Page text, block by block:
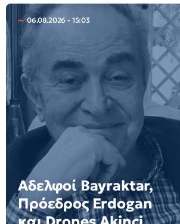
06.08.2026 - 15:03
Αδελφοί Bayraktar,
Πρόεδρος Erdogan